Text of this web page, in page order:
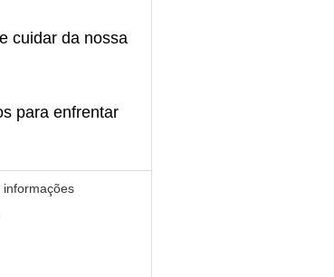
cuidar da nossa
para enfrentar
informações